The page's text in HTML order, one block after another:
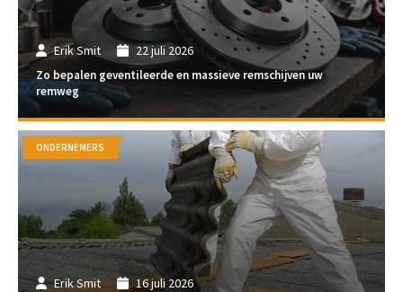
Erik Smit 22 juli 2026
Zo bepalen geventileerde en massieve remschijven uw
remweg
Erik Smit 16 juli 2026
ONDERNEMERS